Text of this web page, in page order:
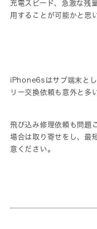
充電スピード、急激な残
用することが可能かと思
iPhone6sはサブ端末と
リー交換依頼も意外と多
飛び込み修理依頼も問題
場合は取り寄せをし、最
意ください。